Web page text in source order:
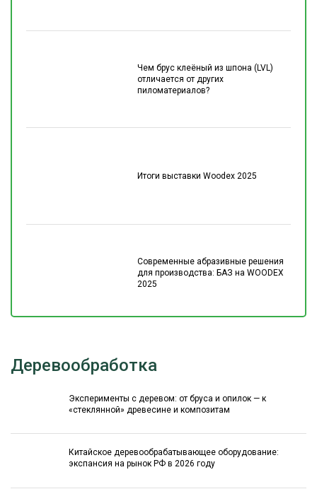
Чем брус клеёный из шпона (LVL)
отличается от других
пиломатериалов?
Итоги выставки Woodex 2025
Современные абразивные решения
для производства: БАЗ на WOODEX
2025
Деревообработка
Эксперименты с деревом: от бруса и опилок — к
«стеклянной» древесине и композитам
Китайское деревообрабатывающее оборудование:
экспансия на рынок РФ в 2026 году